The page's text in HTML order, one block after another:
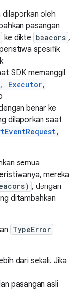
dilaporkan oleh
pasangan
ke dikte beacons ,
spesifik
SDK memanggil
Executor,
benar ke
dilaporkan saat
semua
mereka
, dengan
ditambahkan
TypeError
dari sekali. Jika
pasangan asli